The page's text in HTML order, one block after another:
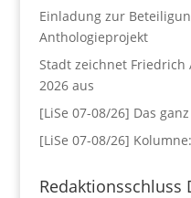
Einladung zur
Anthologieprojekt
Stadt zeichnet
2026 aus
[LiSe 07-08/26] Das
[LiSe 07-08/26]
Redaktionsschluss